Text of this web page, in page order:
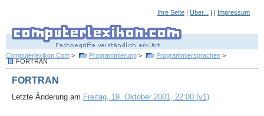
Ihre Seite | Über... | | Impressum
Computerlexikon.Com > Programmierung > Programmiersprachen >
FORTRAN
FORTRAN
Letzte Änderung am Freitag, 19. Oktober 2001, 22:00 (v1)